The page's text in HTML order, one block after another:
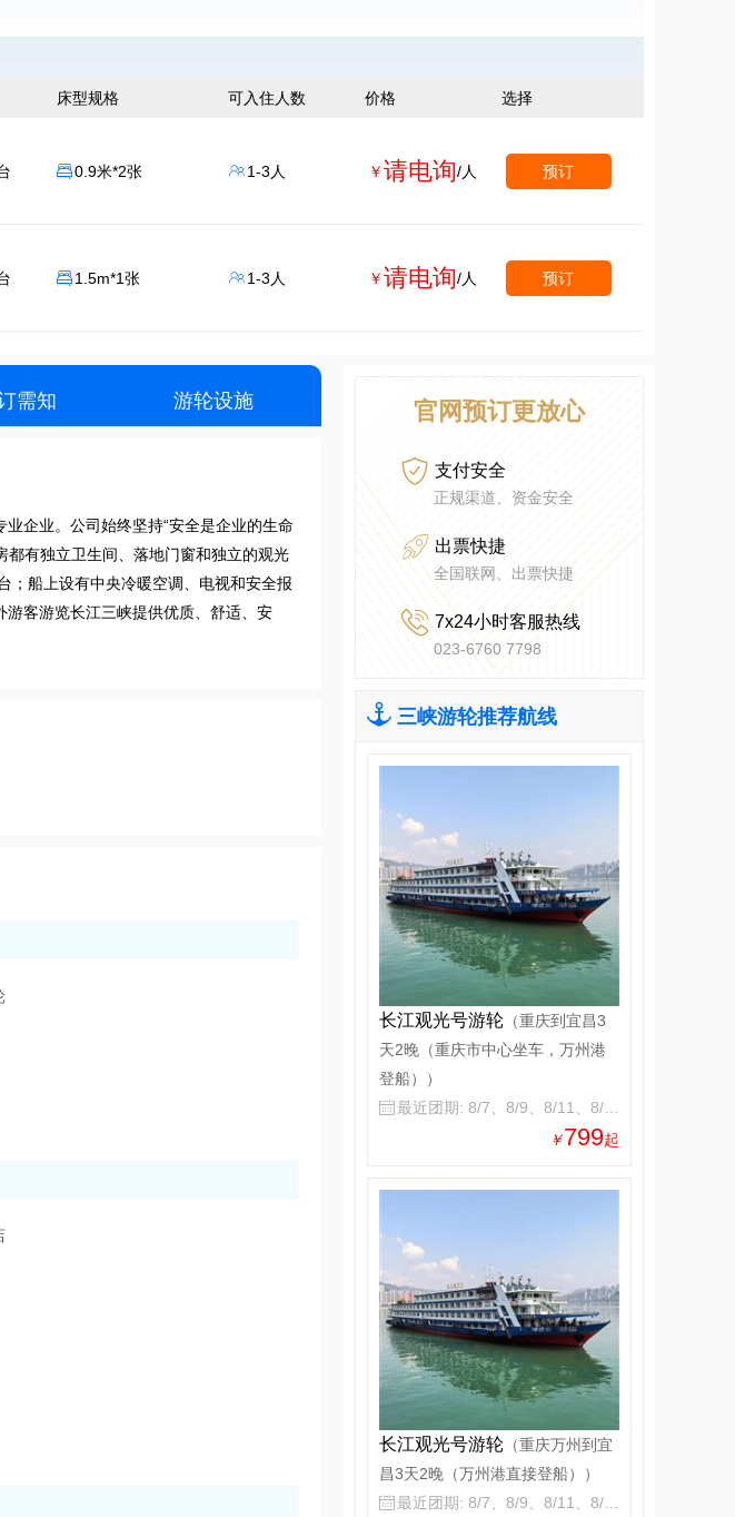
床型规格 可入住人数 价格 选择
0.9米*2张  1-3人 ￥请电询/人 预订
 1.5m*1张  1-3人 ￥请电询/人 预订
需知 游轮设施
企业。公司始终坚持“安全是企业的生命
都有独立卫生间、落地门窗和独立的观光
；船上设有中央冷暖空调、电视和安全报
客游览长江三峡提供优质、舒适、安
官网预订更放心
 支付安全
正规渠道、资金安全
 出票快捷
全国联网、出票快捷
 7x24小时客服热线
023-6760 7798
 三峡游轮推荐航线
长江观光号游轮 （重庆到宜昌3
天2晚（重庆市中心坐车，万州港
登船））
 最近团期: 8/7、8/9、8/11、8/13
￥799起
长江观光号游轮 （重庆万州到宜
昌3天2晚（万州港直接登船））
 最近团期: 8/7、8/9、8/11、8/13